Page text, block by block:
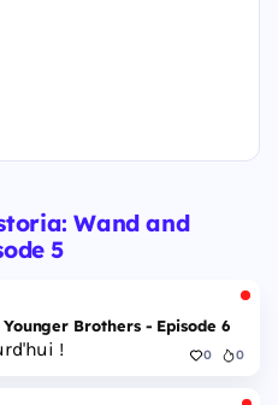
Wand and
5
Younger Brothers - Episode 6
! 0 0